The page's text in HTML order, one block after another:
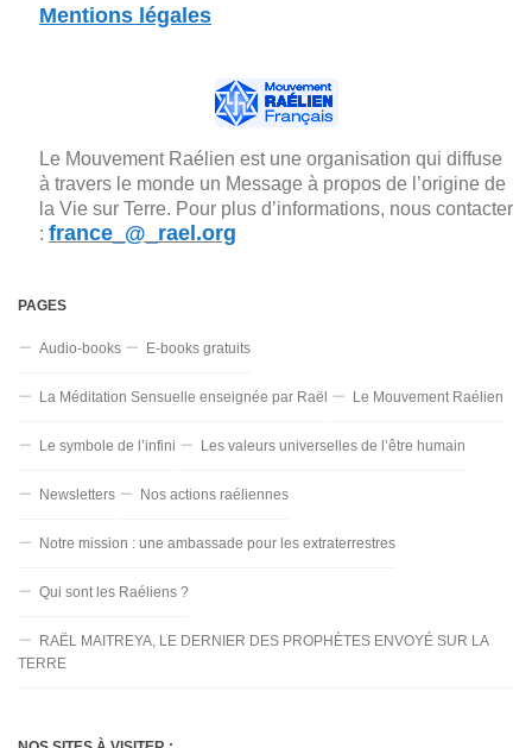
Mentions légales
Le Mouvement Raélien est une organisation qui diffuse
à travers le monde un Message à propos de l’origine de
la Vie sur Terre. Pour plus d’informations, nous contacter
: france_@_rael.org
PAGES
Audio-books E-books gratuits
La Méditation Sensuelle enseignée par Raël Le Mouvement Raélien
Le symbole de l’infini Les valeurs universelles de l’être humain
Newsletters Nos actions raéliennes
Notre mission : une ambassade pour les extraterrestres
Qui sont les Raéliens ?
RAËL MAITREYA, LE DERNIER DES PROPHÈTES ENVOYÉ SUR LA
TERRE